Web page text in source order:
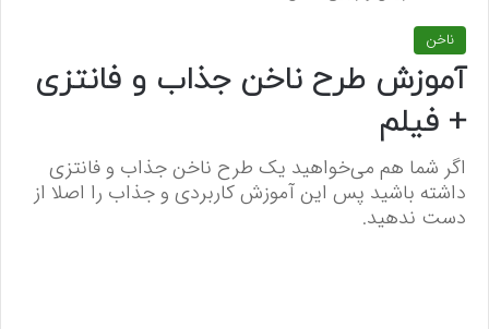
ناخن
آموزش طرح ناخن جذاب و فانتزی
+ فیلم
اگر شما هم می‌خواهید یک طرح ناخن جذاب و فانتزی
داشته باشید پس این آموزش کاربردی و جذاب را اصلا از
دست ندهید.